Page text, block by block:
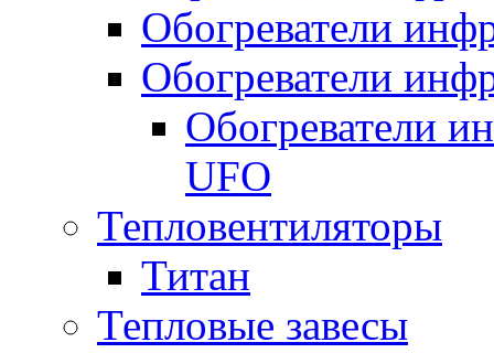
Обогреватели
Обогреватели
Обогреватели
UFO
Тепловентиляторы
Титан
Тепловые завесы